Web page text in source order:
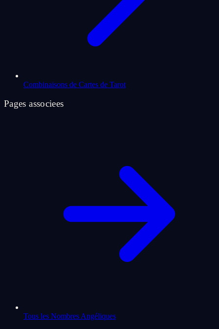
Combinaisons de Cartes de Tarot
Pages associees
Tous les Nombres Angéliques